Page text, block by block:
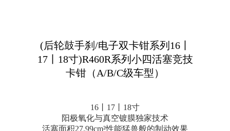
(后轮鼓手刹/电子双卡钳系列16丨
17丨18寸)R460R系列小四活塞竞技
卡钳（A/B/C级车型）
16丨17丨18寸
阳极氧化与真空镀膜独家技术
活塞面积27.99cm²性能猛兽般的制动效果